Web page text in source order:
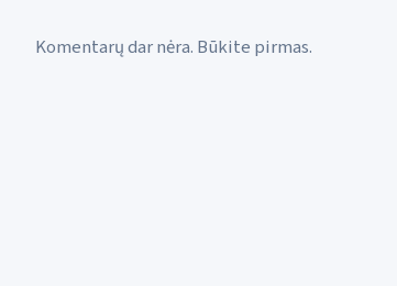
Komentarų dar nėra. Būkite pirmas.